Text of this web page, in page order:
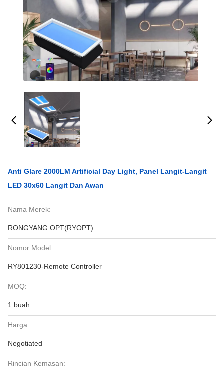
Anti Glare 2000LM Artificial Day Light, Panel Langit-Langit
LED 30x60 Langit Dan Awan
Nama Merek:
RONGYANG OPT(RYOPT)
Nomor Model:
RY801230-Remote Controller
MOQ:
1 buah
Harga:
Negotiated
Rincian Kemasan: